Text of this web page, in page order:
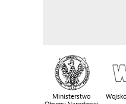
Ministerstwo